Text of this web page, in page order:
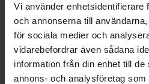
Vi använder enhetsidentifierare
och annonserna till
för sociala medier och
vidarebefordrar även sådana
information från din enhet till
annons- och analysföretag